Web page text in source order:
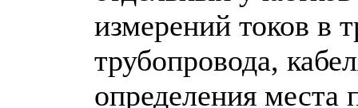
измерений токов в
трубопровода,
определения места